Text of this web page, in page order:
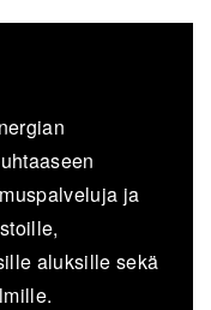
ja
aluksille sekä